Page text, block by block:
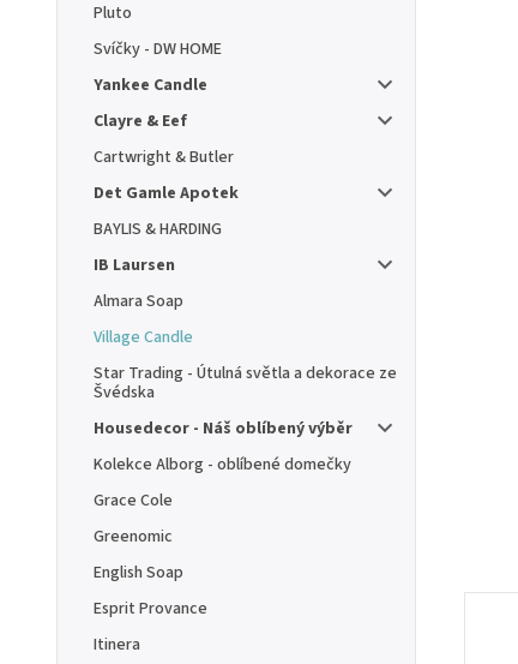
Pluto
Svíčky - DW HOME
Yankee Candle
Clayre & Eef
Cartwright & Butler
Det Gamle Apotek
BAYLIS & HARDING
IB Laursen
Almara Soap
Village Candle
Star Trading - Útulná světla a dekorace ze
Švédska
Housedecor - Náš oblíbený výběr
Kolekce Alborg - oblíbené domečky
Grace Cole
Greenomic
English Soap
Esprit Provance
Itinera